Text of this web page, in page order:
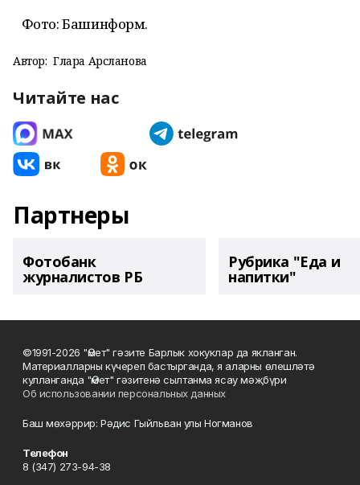
Фото: Башинформ.
Автор: Гөлара Арсланова
Читайте нас
Партнеры
Фотобанк
журналистов РБ
Рубрика "Еда и
напитки"
©1991-2026 "Өмет" гәзите Барлык хокуклар да якланган.
Материалларны күчереп бастырганда, я аларны өлешләтә
кулланганда "Өмет" гәзитенә сылтанма ясау мәҗбүри
Об использовании персональных данных
Баш мөхәррир: Рәдис Гыйльван улы Ногманов
Телефон
8 (347) 273-94-38